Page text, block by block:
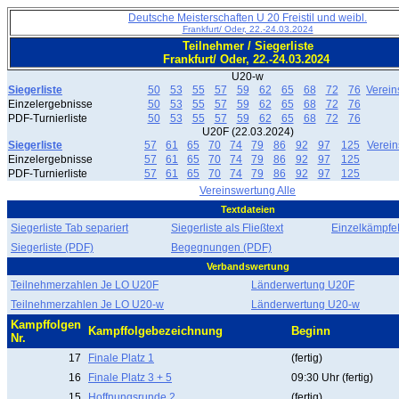
Deutsche Meisterschaften U 20 Freistil und weibl.
Frankfurt/ Oder, 22.-24.03.2024
Teilnehmer / Siegerliste
Frankfurt/ Oder, 22.-24.03.2024
U20-w
Siegerliste
50 53 55 57 59 62 65 68 72 76
Einzelergebnisse
50 53 55 57 59 62 65 68 72
76
PDF-Turnierliste
50 53 55 57 59 62 65 68 72
76
U20F (22.03.2024)
Siegerliste
57 61 65 70 74 79 86 92 97 125
Einzelergebnisse
57 61 65 70 74 79 86 92 97
125
PDF-Turnierliste
57 61 65 70 74 79 86 92 97
125
Vereinswertung Alle
Textdateien
Siegerliste Tab separiert Siegerliste als Fließtext
Siegerliste (PDF)
Begegnungen (PDF)
Verbandswertung
Teilnehmerzahlen Je LO U20F
Länderwertung U20F
Teilnehmerzahlen Je LO U20-w
Länderwertung U20-w
Kampffolgen
Nr.
Kampffolgebezeichnung Beginn
17 Finale Platz 1
(fertig)
16
Finale Platz 3 + 5
09:30 Uhr (fertig)